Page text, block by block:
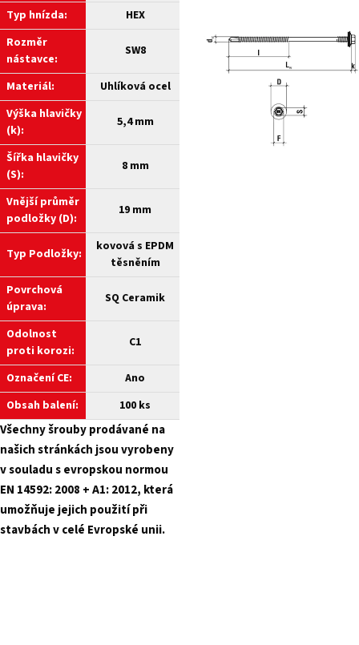
Typ hnízda:
HEX
Rozměr
nástavce:
SW8
Materiál:
Uhlíková ocel
Výška hlavičky
(k):
5,4 mm
Šířka hlavičky
(S):
8 mm
Vnější průměr
podložky (D):
19 mm
Typ Podložky:
kovová s EPDM
těsněním
Povrchová
úprava:
SQ Ceramik
Odolnost
proti korozi:
C1
Označení CE:
Ano
Obsah balení:
100 ks
Všechny šrouby prodávané na
našich stránkách jsou vyrobeny
v souladu s evropskou normou
EN 14592: 2008 + A1: 2012, která
umožňuje jejich použití při
stavbách v celé Evropské unii.